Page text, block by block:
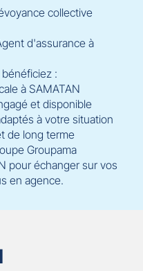
collective
d'assurance à
:
à SAMATAN
et disponible
à votre situation
de long terme
Groupama
pour échanger sur vos
en agence.